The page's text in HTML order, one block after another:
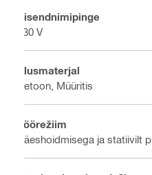
Sisendnimipinge
230 V
Alusmaterjal
Betoon, Müüritis
Töörežiim
Käeshoidmisega ja statiivilt